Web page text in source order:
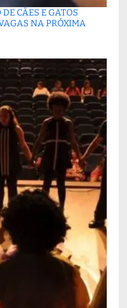
CÃES E GATOS
NA PRÓXIMA